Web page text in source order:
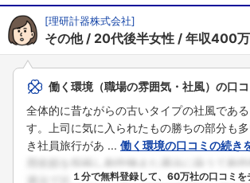
[理研計器株式会社]
その他 20代後半女性 年収400
働く環境（職場の雰囲気・社風）の口コ
全体的に昔ながらの古いタイプの社風であ
す。上司に気に入られたもの勝ちの部分も
き社員旅行があ ... 働く環境の口コミの続き
１分で無料登録して、60万社の口コミを